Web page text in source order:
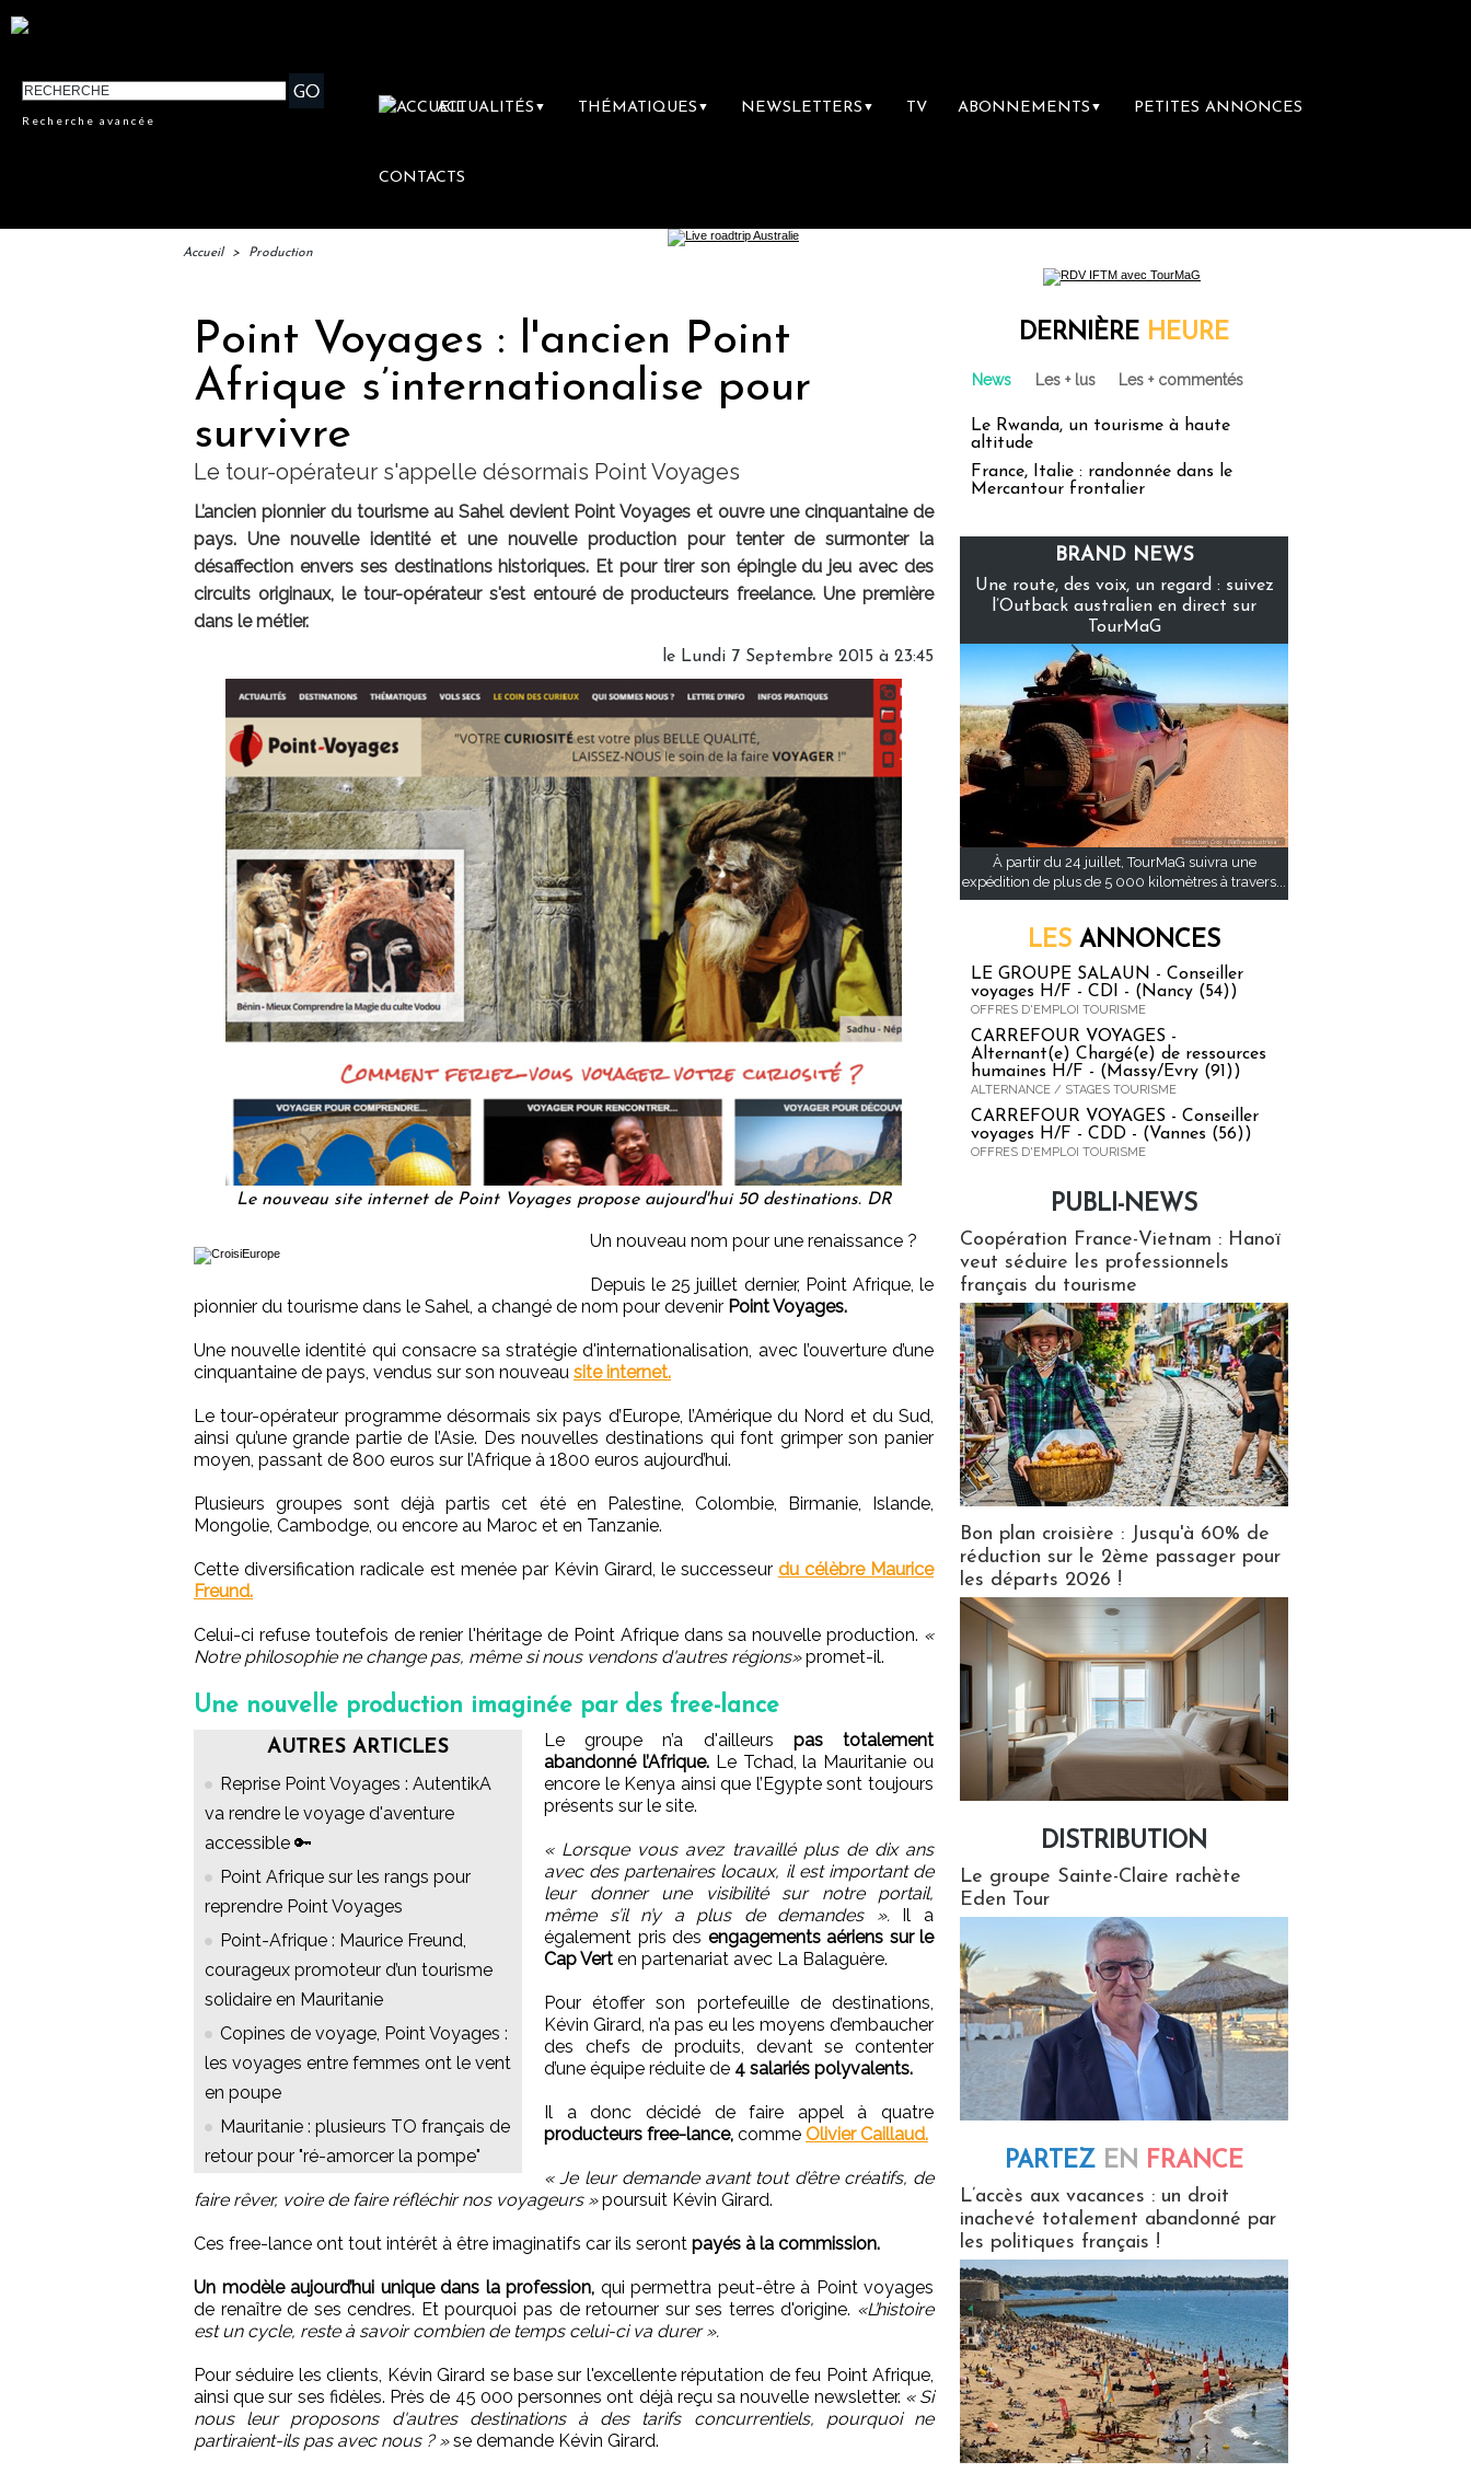
Recherche avancée
ACTUALITÉS ▼ THÉMATIQUES ▼ NEWSLETTERS ▼ TV ABONNEMENTS ▼ PETITES ANNONCES
CONTACTS
Accueil > Production
Point Voyages : l'ancien Point
Afrique s’internationalise pour
survivre
Le tour-opérateur s'appelle désormais Point Voyages
L’ancien pionnier du tourisme au Sahel devient Point Voyages et ouvre une cinquantaine de
pays. Une nouvelle identité et une nouvelle production pour tenter de surmonter la
désaffection envers ses destinations historiques. Et pour tirer son épingle du jeu avec des
circuits originaux, le tour-opérateur s'est entouré de producteurs freelance. Une première
dans le métier.
le Lundi 7 Septembre 2015 à 23:45
Le nouveau site internet de Point Voyages propose aujourd'hui 50 destinations. DR
Un nouveau nom pour une renaissance ?
Depuis le 25 juillet dernier, Point Afrique, le
pionnier du tourisme dans le Sahel, a changé de nom pour devenir Point Voyages.
Une nouvelle identité qui consacre sa stratégie d'internationalisation, avec l’ouverture d’une
cinquantaine de pays, vendus sur son nouveau site internet.
Le tour-opérateur programme désormais six pays d’Europe, l’Amérique du Nord et du Sud,
ainsi qu’une grande partie de l’Asie. Des nouvelles destinations qui font grimper son panier
moyen, passant de 800 euros sur l’Afrique à 1800 euros aujourd’hui.
Plusieurs groupes sont déjà partis cet été en Palestine, Colombie, Birmanie, Islande,
Mongolie, Cambodge, ou encore au Maroc et en Tanzanie.
Cette diversification radicale est menée par Kévin Girard, le successeur du célèbre Maurice
Freund.
Celui-ci refuse toutefois de renier l'héritage de Point Afrique dans sa nouvelle production. «
Notre philosophie ne change pas, même si nous vendons d'autres régions»promet-il.
Une nouvelle production imaginée par des free-lance
AUTRES ARTICLES
Reprise Point Voyages : AutentikA
va rendre le voyage d'aventure
accessible 🔑
Point Afrique sur les rangs pour
reprendre Point Voyages
Point-Afrique : Maurice Freund,
courageux promoteur d’un tourisme
solidaire en Mauritanie
Copines de voyage, Point Voyages :
les voyages entre femmes ont le vent
en poupe
Mauritanie : plusieurs TO français de
retour pour "ré-amorcer la pompe"
Le groupe n’a d'ailleurs pas totalement
abandonné l’Afrique.Le Tchad, la Mauritanie ou
encore le Kenya ainsi que l’Egypte sont toujours
présents sur le site.
« Lorsque vous avez travaillé plus de dix ans
avec des partenaires locaux, il est important de
leur donner une visibilité sur notre portail,
même s’il n’y a plus de demandes ».Il a
également pris des engagements aériens sur le
Cap Vert en partenariat avec La Balaguère.
Pour étoffer son portefeuille de destinations,
Kévin Girard, n’a pas eu les moyens d’embaucher
des chefs de produits, devant se contenter
d’une équipe réduite de 4 salariés polyvalents.
Il a donc décidé de faire appel à quatre
producteurs free-lance, comme Olivier Caillaud.
« Je leur demande avant tout d’être créatifs, de
faire rêver, voire de faire réfléchir nos voyageurs »poursuit Kévin Girard.
Ces free-lance ont tout intérêt à être imaginatifs car ils seront payés à la commission.
Un modèle aujourd’hui unique dans la profession, qui permettra peut-être à Point voyages
de renaître de ses cendres. Et pourquoi pas de retourner sur ses terres d'origine. «L’histoire
est un cycle, reste à savoir combien de temps celui-ci va durer ».
Pour séduire les clients, Kévin Girard se base sur l'excellente réputation de feu Point Afrique,
ainsi que sur ses fidèles. Près de 45 000 personnes ont déjà reçu sa nouvelle newsletter. « Si
nous leur proposons d'autres destinations à des tarifs concurrentiels, pourquoi ne
partiraient-ils pas avec nous ? »se demande Kévin Girard.
DERNIÈRE HEURE
News Les + lus Les + commentés
Le Rwanda, un tourisme à haute
altitude
France, Italie : randonnée dans le
Mercantour frontalier
BRAND NEWS
Une route, des voix, un regard : suivez
l’Outback australien en direct sur
TourMaG
À partir du 24 juillet, TourMaG suivra une
expédition de plus de 5 000 kilomètres à travers...
LES ANNONCES
LE GROUPE SALAUN - Conseiller
voyages H/F - CDI - (Nancy (54))
OFFRES D'EMPLOI TOURISME
CARREFOUR VOYAGES -
Alternant(e) Chargé(e) de ressources
humaines H/F - (Massy/Evry (91))
ALTERNANCE / STAGES TOURISME
CARREFOUR VOYAGES - Conseiller
voyages H/F - CDD - (Vannes (56))
OFFRES D'EMPLOI TOURISME
PUBLI-NEWS
Coopération France-Vietnam : Hanoï
veut séduire les professionnels
français du tourisme
Bon plan croisière : Jusqu'à 60% de
réduction sur le 2ème passager pour
les départs 2026 !
DISTRIBUTION
Le groupe Sainte-Claire rachète
Eden Tour
PARTEZ EN FRANCE
L’accès aux vacances : un droit
inachevé totalement abandonné par
les politiques français !